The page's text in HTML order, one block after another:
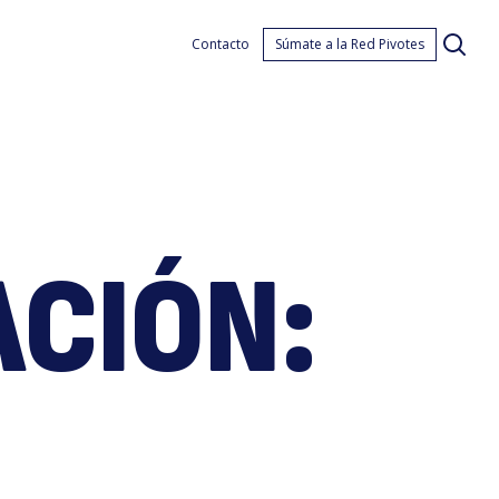
Contacto Súmate a la Red Pivotes